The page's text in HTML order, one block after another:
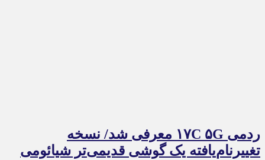
ردمی ۱۷C ۵G معرفی شد/ نسخه
تغییرنام‌یافته یک گوشی قدیمی‌تر شیائومی